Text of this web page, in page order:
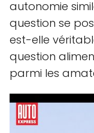
autonomie
question se
est-elle
question
parmi les